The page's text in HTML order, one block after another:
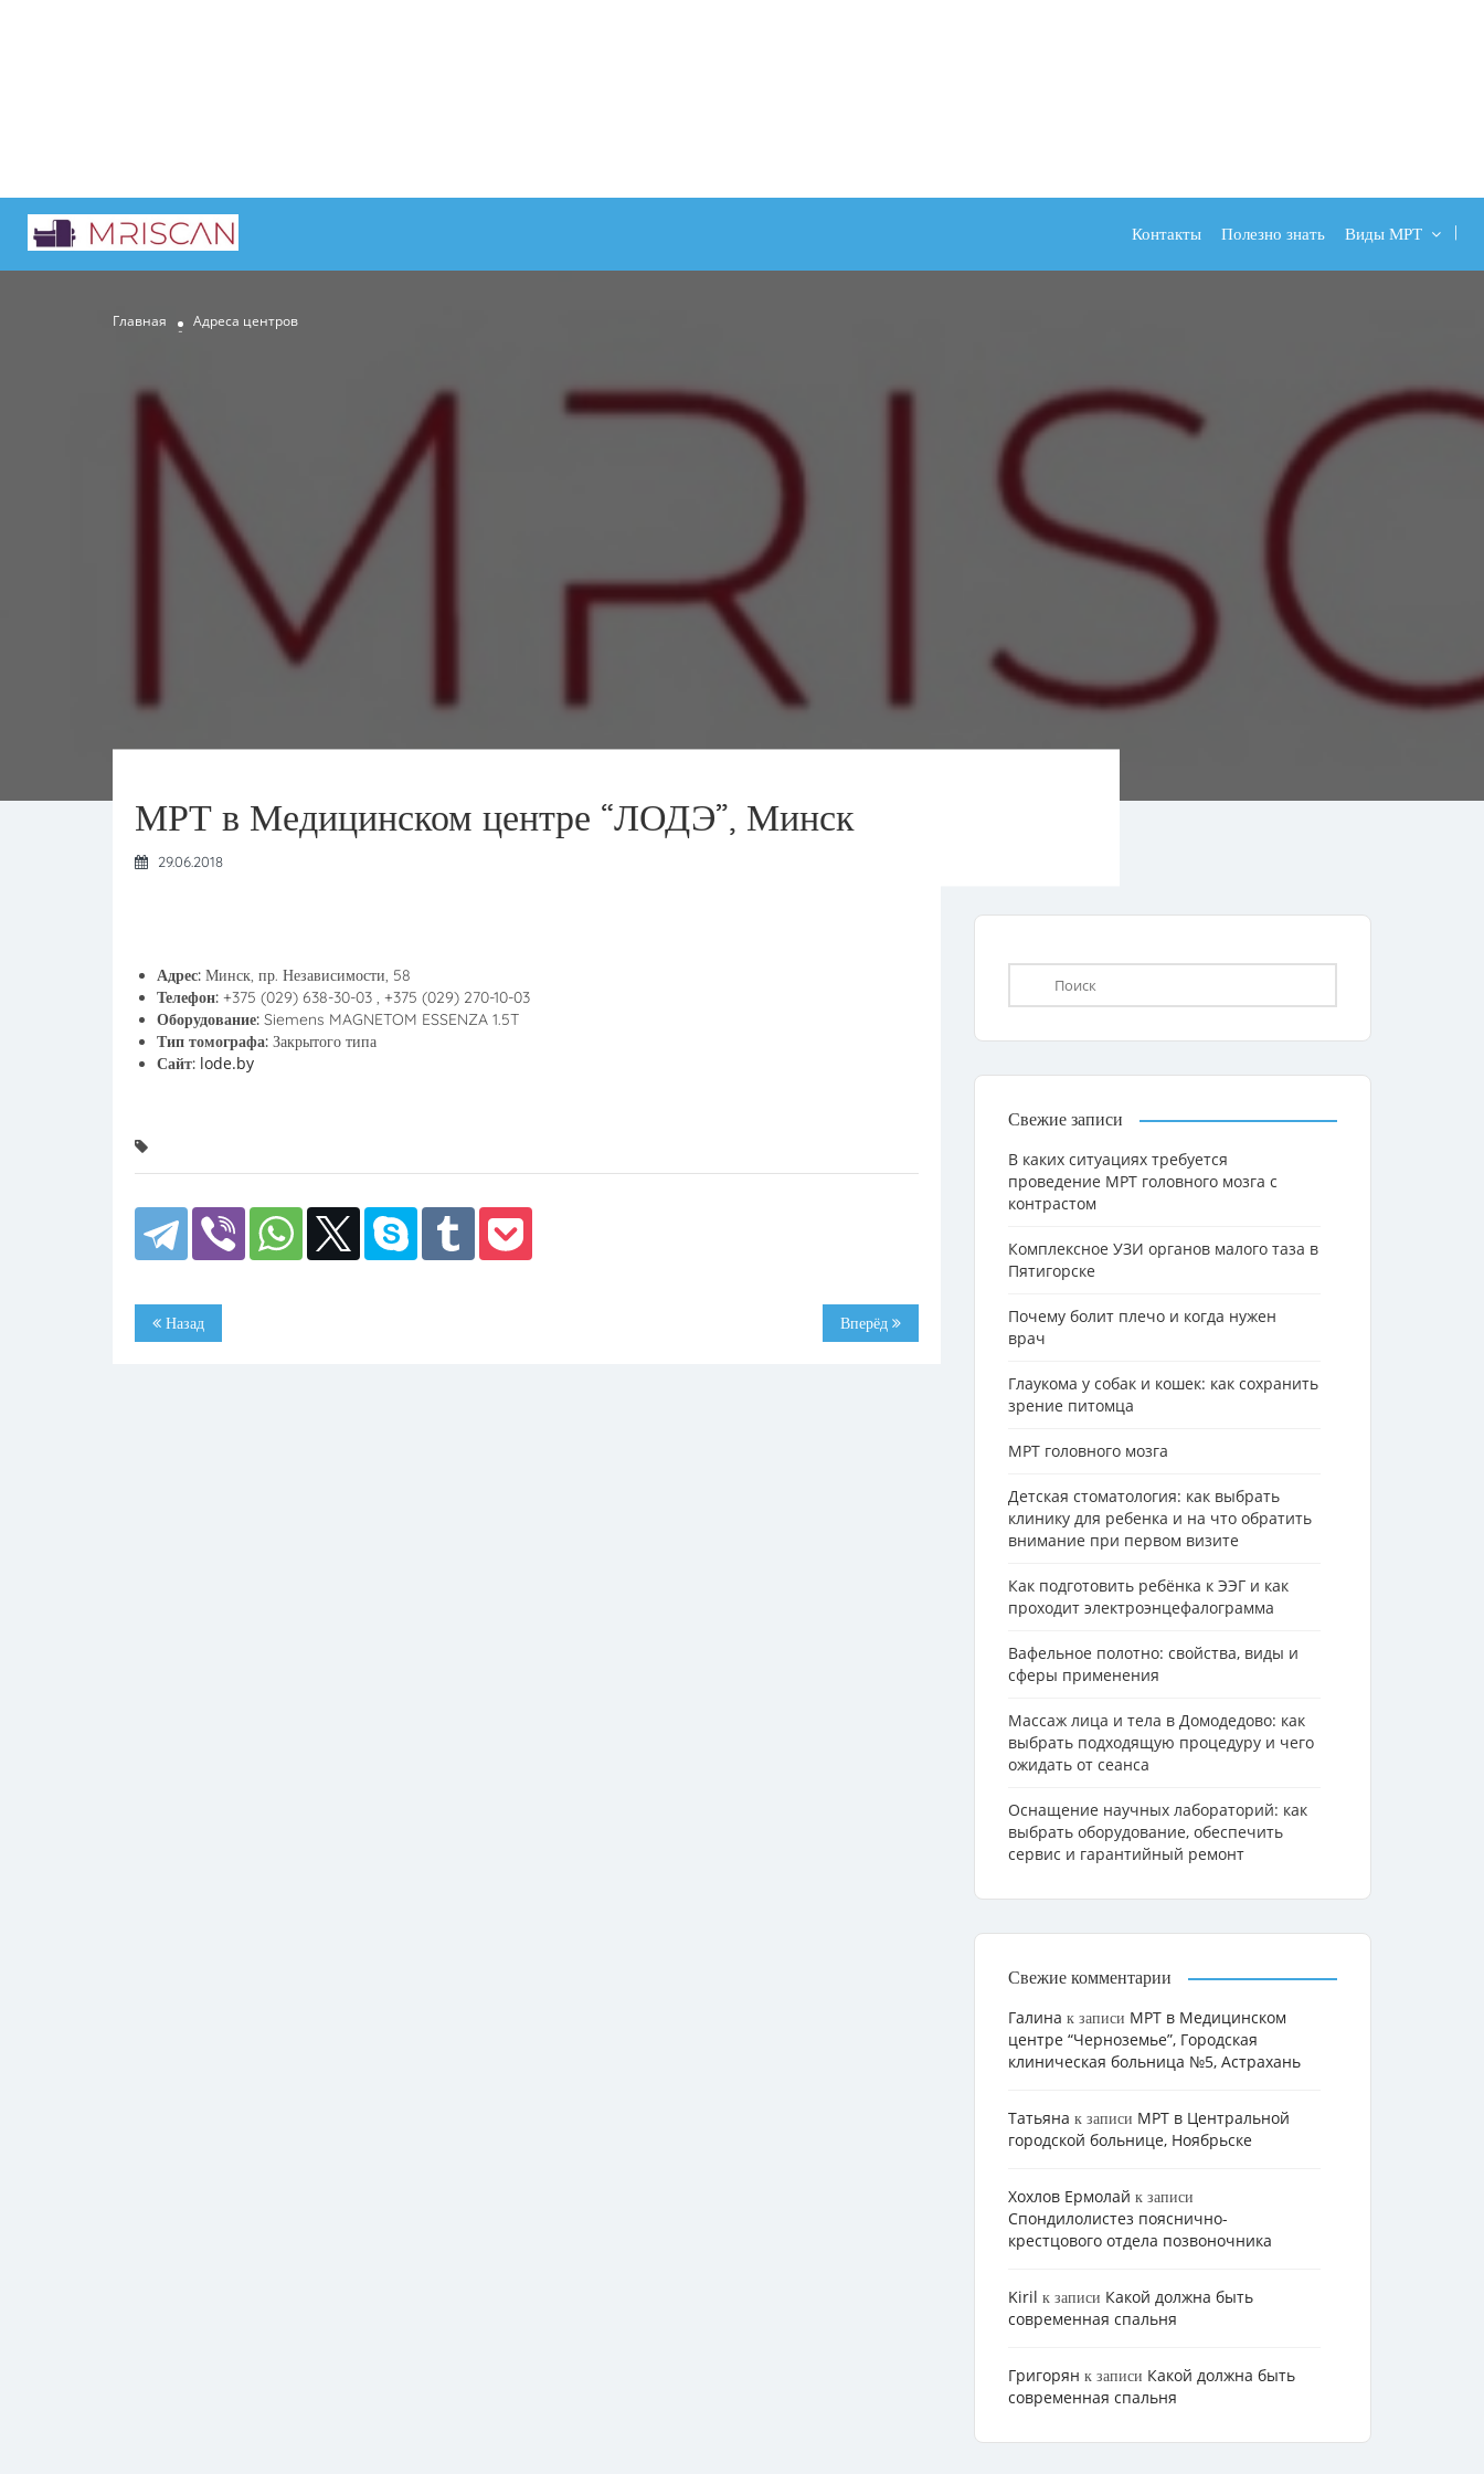
Контакты Полезно знать Виды МРТ
Главная Адреса центров
МРТ в Медицинском центре “ЛОДЭ”, Минск
29.06.2018
Адрес: Минск, пр. Независимости, 58
Телефон: +375 (029) 638-30-03 , +375 (029) 270-10-03
Оборудование: Siemens MAGNETOM ESSENZA 1.5T
Тип томографа: Закрытого типа
Сайт: lode.by
Назад Вперёд
Свежие записи
В каких ситуациях требуется
проведение МРТ головного мозга с
контрастом
Комплексное УЗИ органов малого таза в
Пятигорске
Почему болит плечо и когда нужен
врач
Глаукома у собак и кошек: как сохранить
зрение питомца
МРТ головного мозга
Детская стоматология: как выбрать
клинику для ребенка и на что обратить
внимание при первом визите
Как подготовить ребёнка к ЭЭГ и как
проходит электроэнцефалограмма
Вафельное полотно: свойства, виды и
сферы применения
Массаж лица и тела в Домодедово: как
выбрать подходящую процедуру и чего
ожидать от сеанса
Оснащение научных лабораторий: как
выбрать оборудование, обеспечить
сервис и гарантийный ремонт
Свежие комментарии
Галина к записи МРТ в Медицинском
центре “Черноземье”, Городская
клиническая больница №5, Астрахань
Татьяна к записи МРТ в Центральной
городской больнице, Ноябрьске
Хохлов Ермолай к записи
Cпондилолистез пояснично-
крестцового отдела позвоночника
Kiril к записи Какой должна быть
современная спальня
Григорян к записи Какой должна быть
современная спальня